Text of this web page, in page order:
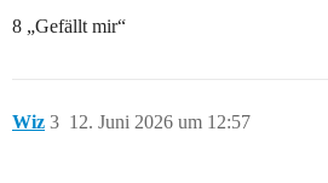
8 „Gefällt mir“
Wiz 12. Juni 2026 um 12:57
3